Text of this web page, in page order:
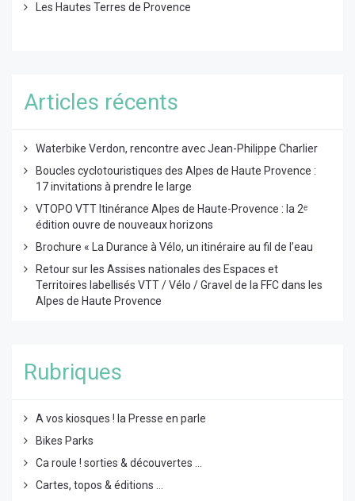
Les Hautes Terres de Provence
Articles récents
Waterbike Verdon, rencontre avec Jean-Philippe Charlier
Boucles cyclotouristiques des Alpes de Haute Provence :
17 invitations à prendre le large
VTOPO VTT Itinérance Alpes de Haute-Provence : la 2ᵉ
édition ouvre de nouveaux horizons
Brochure « La Durance à Vélo, un itinéraire au fil de l’eau
Retour sur les Assises nationales des Espaces et
Territoires labellisés VTT / Vélo / Gravel de la FFC dans les
Alpes de Haute Provence
Rubriques
A vos kiosques ! la Presse en parle
Bikes Parks
Ca roule ! sorties & découvertes ...
Cartes, topos & éditions ...